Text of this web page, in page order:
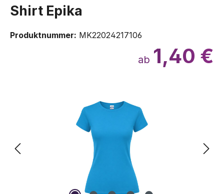
Shirt Epika
Produktnummer: MK22024217106
ab 1,40 €